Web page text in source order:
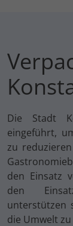
Die Stadt
eingeführt,
zu
den Einsatz
den
unterstützen
die Umwelt